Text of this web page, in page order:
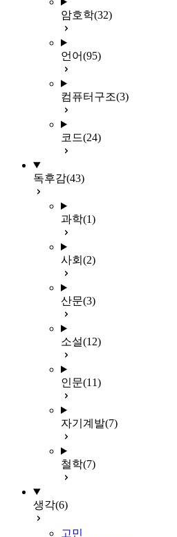
암호학(32)
언어(95)
컴퓨터구조(3)
코드(24)
독후감(43)
과학(1)
사회 (2)
산문(3)
소설(12)
인문(11)
자기계발(7)
철학(7)
생각(6)
고민